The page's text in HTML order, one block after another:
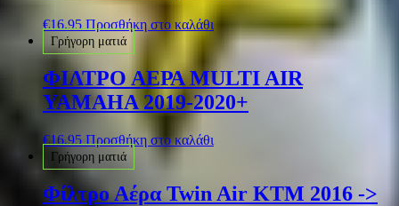
€16.95 Προσθήκη στο καλάθι
Γρήγορη ματιά
ΦΙΛΤΡΟ ΑΕΡΑ MULTI AIR
YAMAHA 2019-2020+
€16.95 Προσθήκη στο καλάθι
Γρήγορη ματιά
Φίλτρο Αέρα Twin Air KTM 2016 ->